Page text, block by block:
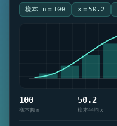
樣本 n＝100 x̄＝50.2
100
樣本數 n
50.2
樣本平均 x̄